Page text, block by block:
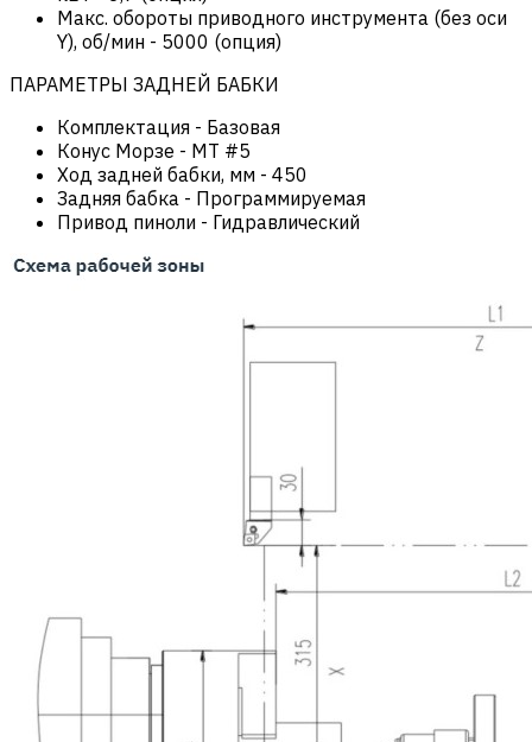
Макс. обороты приводного инструмента (без оси
Y), об/мин - 5000 (опция)
ПАРАМЕТРЫ ЗАДНЕЙ БАБКИ
Комплектация - Базовая
Конус Морзе - MT #5
Ход задней бабки, мм - 450
Задняя бабка - Программируемая
Привод пиноли - Гидравлический